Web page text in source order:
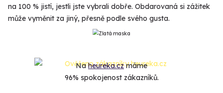
na 100 % jistí, jestli jste vybrali dobře. Obdarovaná si zážitek
může vyměnit za jiný, přesně podle svého gusta.
Naheureka.czmáme
96% spokojenost zákazníků.